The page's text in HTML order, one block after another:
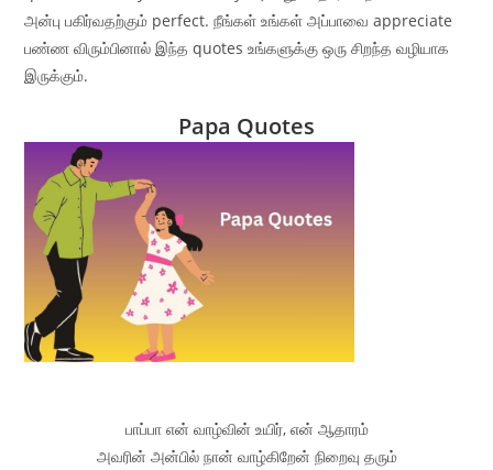
அன்பு பகிர்வதற்கும் perfect. நீங்கள் உங்கள் அப்பாவை appreciate
பண்ண விரும்பினால் இந்த quotes உங்களுக்கு ஒரு சிறந்த வழியாக
இருக்கும்.
Papa Quotes
பாப்பா என் வாழ்வின் உயிர், என் ஆதாரம்
அவரின் அன்பில் நான் வாழ்கிறேன் நிறைவு தரும்